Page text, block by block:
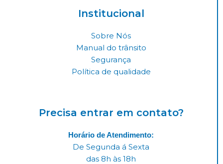
Institucional
Sobre Nós
Manual do trânsito
Segurança
Política de qualidade
Precisa entrar em contato?
Horário de Atendimento:
De Segunda á Sexta
das 8h às 18h